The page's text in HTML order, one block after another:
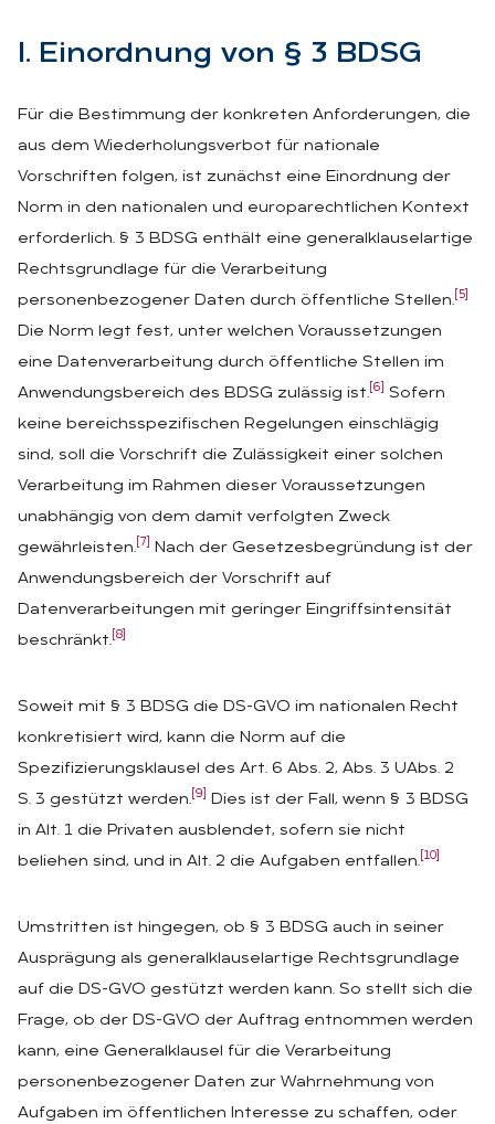
I. Ein­ord­nung von § 3 BDSG
Für die Bestimmung der konkreten Anforderungen, die
aus dem Wiederholungsverbot für nationale
Vorschriften folgen, ist zunächst eine Einordnung der
Norm in den nationalen und europarechtlichen Kontext
erforderlich. § 3 BDSG enthält eine generalklauselartige
Rechtsgrundlage für die Verarbeitung
personenbezogener Daten durch öffentliche Stellen. [5]
Die Norm legt fest, unter welchen Voraussetzungen
eine Datenverarbeitung durch öffentliche Stellen im
Anwendungsbereich des BDSG zulässig ist. [6]
Sofern
keine bereichsspezifischen Regelungen einschlägig
sind, soll die Vorschrift die Zulässigkeit einer solchen
Verarbeitung im Rahmen dieser Voraussetzungen
unabhängig von dem damit verfolgten Zweck
gewährleisten. [7]
Nach der Gesetzesbegründung ist der
Anwendungsbereich der Vorschrift auf
Datenverarbeitungen mit geringer Eingriffsintensität
beschränkt. [8]
Soweit mit § 3 BDSG die DS-GVO im nationalen Recht
konkretisiert wird, kann die Norm auf die
Spezifizierungsklausel des Art. 6 Abs. 2, Abs. 3 UAbs. 2
S. 3 gestützt werden. [9]
Dies ist der Fall, wenn § 3 BDSG
in Alt. 1 die Privaten ausblendet, sofern sie nicht
beliehen sind, und in Alt. 2 die Aufgaben entfallen. [10]
Umstritten ist hingegen, ob § 3 BDSG auch in seiner
Ausprägung als generalklauselartige Rechtsgrundlage
auf die DS-GVO gestützt werden kann. So stellt sich die
Frage, ob der DS-GVO der Auftrag entnommen werden
kann, eine Generalklausel für die Verarbeitung
personenbezogener Daten zur Wahrnehmung von
Aufgaben im öffentlichen Interesse zu schaffen, oder